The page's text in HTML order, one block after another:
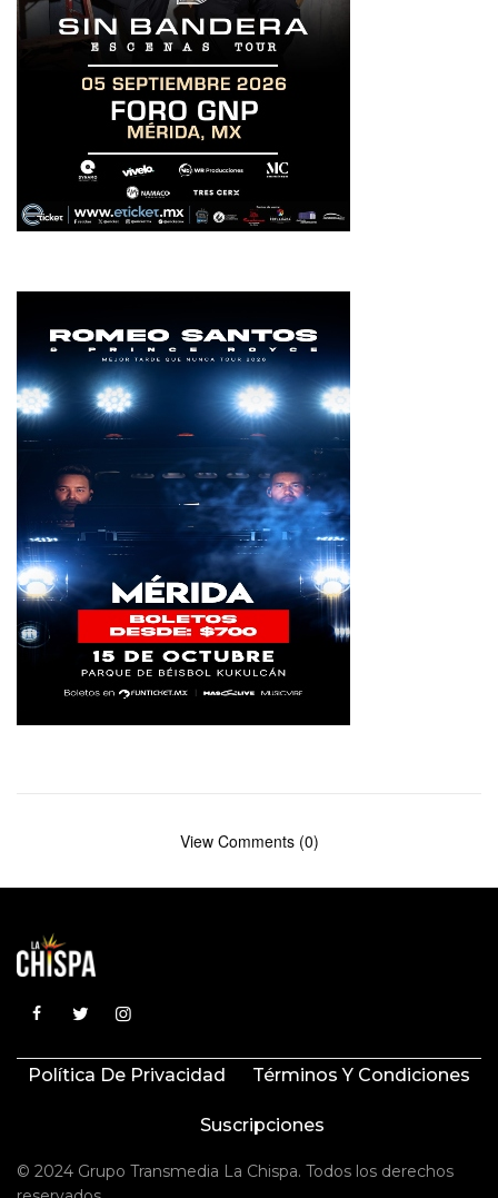
View Comments (0)
Política De Privacidad Términos Y Condiciones
Suscripciones
© 2024 Grupo Transmedia La Chispa. Todos los derechos